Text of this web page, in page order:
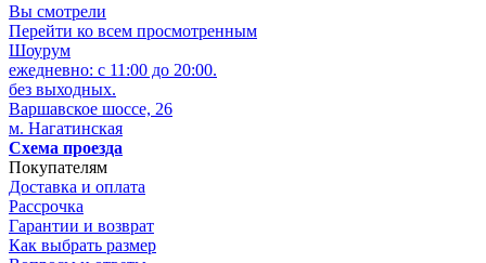
Вы смотрели
Перейти ко всем просмотренным
Шоурум
ежедневно: с 11:00 до 20:00.
без выходных.
Варшавское шоссе, 26
м. Нагатинская
Схема проезда
Покупателям
Доставка и оплата
Рассрочка
Гарантии и возврат
Как выбрать размер